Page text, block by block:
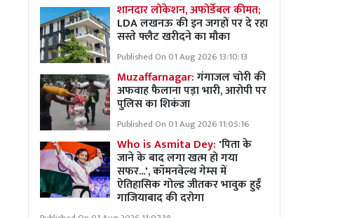
शानदार लोकेशन, अफोर्डेबल कीमत;
LDA लखनऊ की इन जगहों पर दे रहा
सस्ते फ्लैट खरीदने का मौका
Published On 01 Aug 2026 13:10:13
Muzaffarnagar:गंगाजल चोरी की
अफवाह फैलाना पड़ा भारी, आरोपी पर
पुलिस का शिकंजा
Published On 01 Aug 2026 11:05:16
Who is Asmita Dey: 'पिता के
जाने के बाद लगा खत्म हो गया
सफर...', कॉमनवेल्थ गेम्स में
ऐतिहासिक गोल्ड जीतकर भावुक हुईं
गाजियाबाद की दरोगा